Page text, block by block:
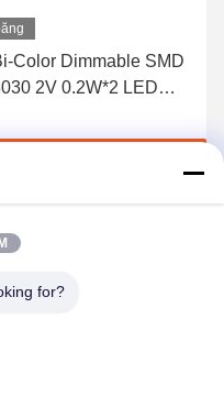
Color Dimmable SMD
2V 0.2W*2 LED
LED
for?